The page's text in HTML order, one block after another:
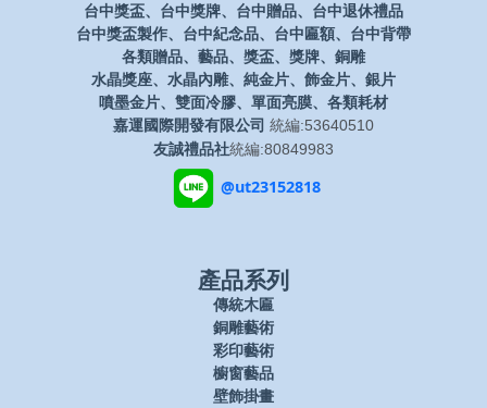
台中獎盃、台中獎牌、台中贈品、台中退休禮品
台中獎盃製作、台中紀念品、台中匾額、台中背帶
各類贈品、藝品、獎盃、獎牌、銅雕
水晶獎座、水晶內雕、純金片、飾金片、銀片
噴墨金片、雙面冷膠、單面亮膜、各類耗材
嘉運國際開發有限公司 統編:53640510
友誠禮品社統編:80849983
@ut23152818
產品系列
傳統木匾
銅雕藝術
彩印藝術
櫥窗藝品
壁飾掛畫